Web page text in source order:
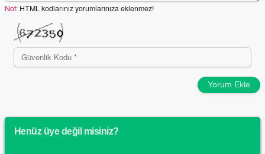
Not: HTML kodlarınız yorumlarınıza eklenmez!
Yorum Ekle
Henüz üye değil misiniz?